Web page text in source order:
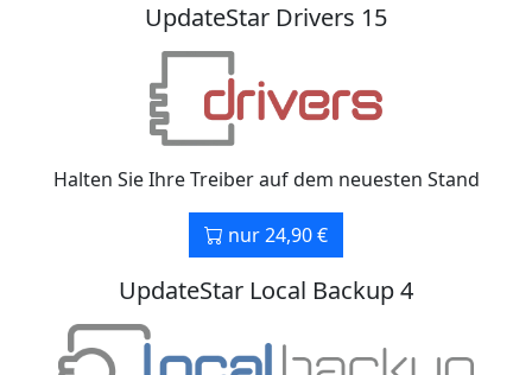
UpdateStar Drivers 15
Halten Sie Ihre Treiber auf dem neuesten Stand
nur 24,90 €
UpdateStar Local Backup 4